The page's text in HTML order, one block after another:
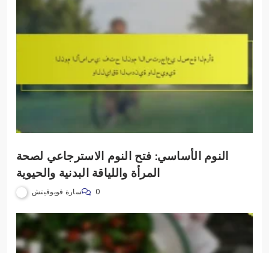
النوم الأساسي: فتح النوم الاسترجاعي لصحة
المرأة واللياقة البدنية والحيوية
سارة فويوفيتش 0